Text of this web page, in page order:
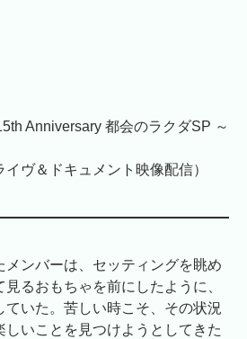
Anniversary 都会のラクダSP ～
ヴ＆ドキュメント映像配信）
メンバーは、セッティングを眺め
るおもちゃを前にしたように、
ていた。苦しい時こそ、その状況
しいことを見つけようとしてきた